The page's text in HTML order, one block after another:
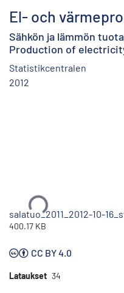
El- och
Sähkön ja lämmön
Production of
Statistikcentralen
2012
Ladataan...
salatuo_2011_2012-10-
400.17 KB
CC BY 4.0
Lataukset 34